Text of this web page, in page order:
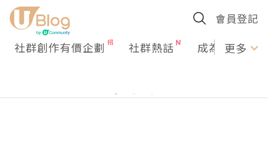
會員登記
社群創作有價企劃 社群熱話 成為U更多